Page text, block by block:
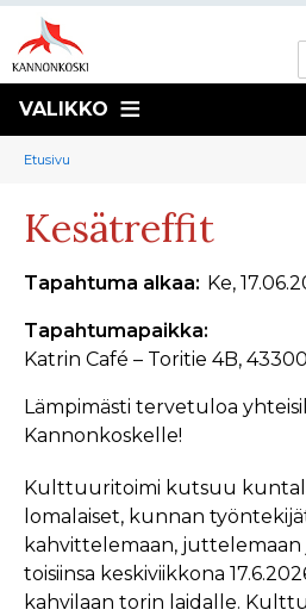
VALIKKO
Murupolku
You
here:
Etusivu
Kesätreffit
Tapahtuma alkaa Ke,
Tapahtumapaikka
Katrin Café – Toritie 4B,
Lämpimästi tervetuloa
Kannonkoskelle!
Kulttuuritoimi kutsuu
lomalaiset, kunnan
kahvittelemaan,
toisiinsa keskiviikkona
kahvilaan torin laidalle.